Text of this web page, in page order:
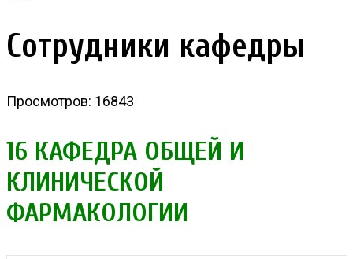
Сотрудники кафедры
Просмотров: 16843
16 КАФЕДРА ОБЩЕЙ И
КЛИНИЧЕСКОЙ
ФАРМАКОЛОГИИ